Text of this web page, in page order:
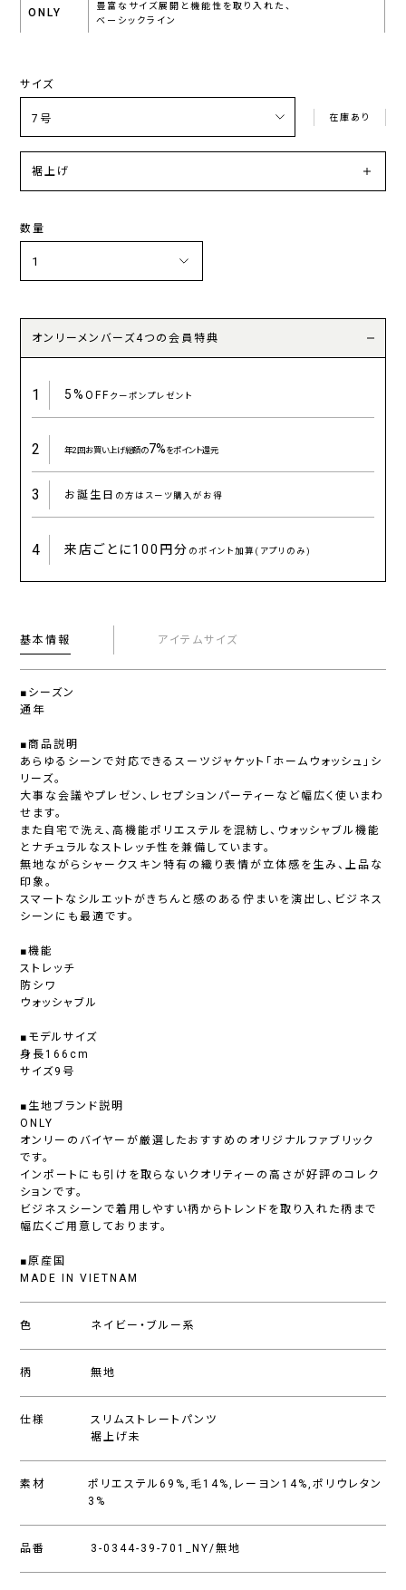
ONLY
豊富なサイズ展開と機能性を取り入れた、
ベーシックライン
サイズ
在庫あり
裾上げ
数量
オンリーメンバーズ4つの会員特典
1 5%OFFクーポンプレゼント
2 年2回お買い上げ総額の7%をポイント還元
3 お誕生日 の方はスーツ購入がお得
4 来店ごとに100円分 のポイント加算(アプリのみ)
基本情報 アイテムサイズ
■シーズン
通年
■商品説明
あらゆるシーンで対応できるスーツジャケット「ホームウォッシュ」シ
リーズ。
大事な会議やプレゼン、レセプションパーティーなど幅広く使いまわ
せます。
また自宅で洗え、高機能ポリエステルを混紡し、ウォッシャブル機能
とナチュラルなストレッチ性を兼備しています。
無地ながらシャークスキン特有の織り表情が立体感を生み、上品な
印象。
スマートなシルエットがきちんと感のある佇まいを演出し、ビジネス
シーンにも最適です。
■機能
ストレッチ
防シワ
ウォッシャブル
■モデルサイズ
身長166cm
サイズ9号
■生地ブランド説明
ONLY
オンリーのバイヤーが厳選したおすすめのオリジナルファブリック
です。
インポートにも引けを取らないクオリティーの高さが好評のコレク
ションです。
ビジネスシーンで着用しやすい柄からトレンドを取り入れた柄まで
幅広くご用意しております。
■原産国
MADE IN VIETNAM
色 ネイビー・ブルー系
柄 無地
仕様
スリムストレートパンツ
裾上げ未
素材
ポリエステル69%,毛14%,レーヨン14%,ポリウレタン
3%
品番 3-0344-39-701_NY/無地